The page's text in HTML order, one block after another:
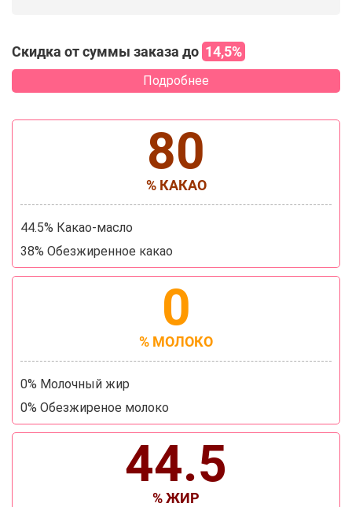
Скидка от суммы заказа до 14,5%
Подробнее
80
% КАКАО
44.5% Какао-масло
38% Обезжиренное какао
0
% МОЛОКО
0% Молочный жир
0% Обезжиреное молоко
44.5
% ЖИР